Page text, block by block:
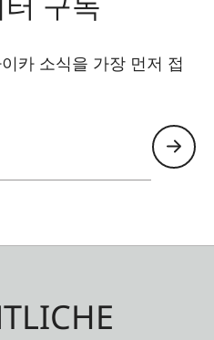
카 소식을 가장 먼저 접